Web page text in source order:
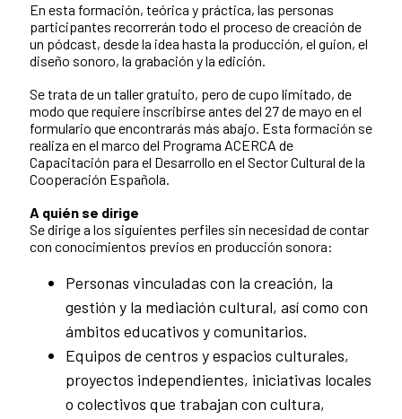
En esta formación, teórica y práctica, las personas
participantes recorrerán todo el proceso de creación de
un pódcast, desde la idea hasta la producción, el guion, el
diseño sonoro, la grabación y la edición.
Se trata de un taller gratuito, pero de cupo limitado, de
modo que requiere inscribirse antes del 27 de mayo en el
formulario que encontrarás más abajo. Esta formación se
realiza en el marco del Programa ACERCA de
Capacitación para el Desarrollo en el Sector Cultural de la
Cooperación Española.
A quién se dirige
Se dirige a los siguientes perfiles sin necesidad de contar
con conocimientos previos en producción sonora:
Personas vinculadas con la creación, la
gestión y la mediación cultural, así como con
ámbitos educativos y comunitarios.
Equipos de centros y espacios culturales,
proyectos independientes, iniciativas locales
o colectivos que trabajan con cultura,